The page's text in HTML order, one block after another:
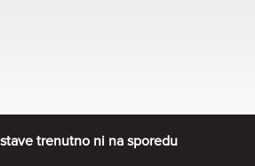
trenutno ni na sporedu